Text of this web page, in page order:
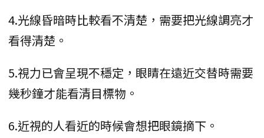
4.光線昏暗時比較看不清楚，需要把光線調亮才
看得清楚。
5.視力已會呈現不穩定，眼睛在遠近交替時需要
幾秒鐘才能看清目標物。
6.近視的人看近的時候會想把眼鏡摘下。